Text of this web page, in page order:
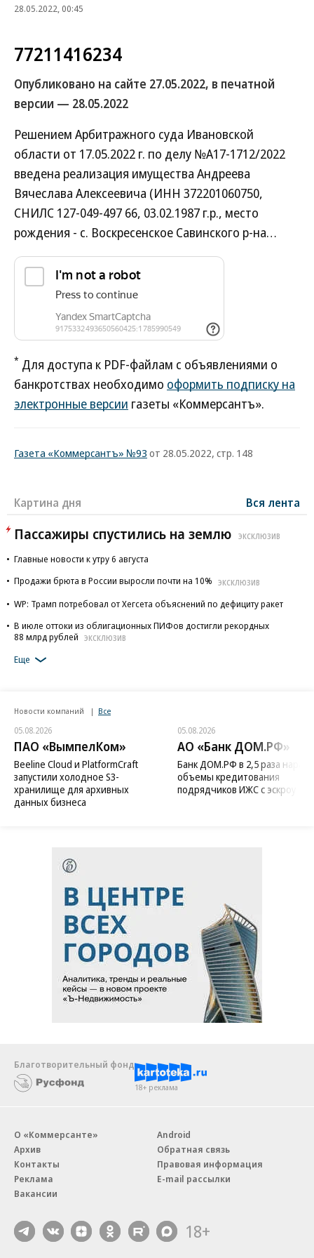
28.05.2022, 00:45
77211416234
Опубликовано на сайте 27.05.2022, в печатной
версии — 28.05.2022
Решением Арбитражного суда Ивановской
области от 17.05.2022 г. по делу №А17-1712/2022
введена реализация имущества Андреева
Вячеслава Алексеевича (ИНН 372201060750,
СНИЛС 127-049-497 66, 03.02.1987 г.р., место
рождения - с. Воскресенское Савинского р-на…
* Для доступа к PDF-файлам с объявлениями о
банкротствах необходимо оформить подписку на
электронные версии газеты «Коммерсантъ».
Газета «Коммерсантъ» №93 от 28.05.2022, стр. 148
Картина дня Вся лента
Пассажиры спустились на землю ЭКСКЛЮЗИВ
Главные новости к утру 6 августа
Продажи брюта в России выросли почти на 10%
ЭКСКЛЮЗИВ
WP: Трамп потребовал от Хегсета объяснений по дефициту ракет
В июле оттоки из облигационных ПИФов достигли рекордных
88 млрд рублей
ЭКСКЛЮЗИВ
Еще
Новости компаний Все
05.08.2026
ПАО «ВымпелКом»
Beeline Cloud и PlatformCraft
запустили холодное S3-
хранилище для архивных
данных бизнеса
05.08.2026
АО «Банк ДОМ.РФ»
Банк ДОМ.РФ в 2,5 раза
объемы кредитования
подрядчиков ИЖС с эскроу
Благотворительный фонд
18+ реклама
О «Коммерсанте»
Архив
Контакты
Реклама
Вакансии
Android
Обратная связь
Правовая информация
E-mail рассылки
18+